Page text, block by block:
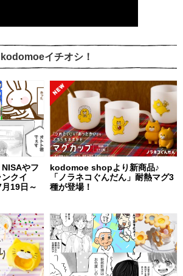
kodomoeイチオシ！
NISAやフ
クイ
19日～
kodomoe shopより新商品♪
「ノラネコぐんだん」耐熱マグ3
種が登場！